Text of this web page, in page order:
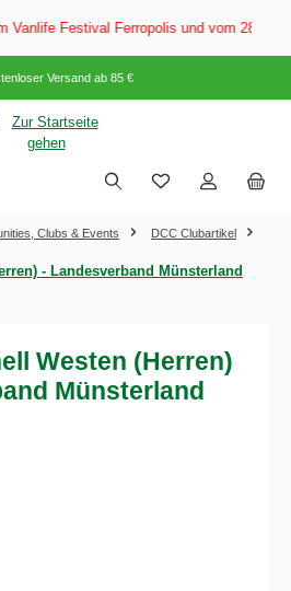
Festival Ferropolis und vom 28.
Versand ab 85 €
Clubs & Events
DCC Clubartikel
- Landesverband Münsterland
Westen (Herren)
Münsterland